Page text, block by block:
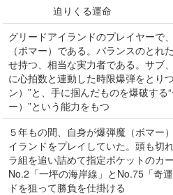
迫りくる運命
グリードアイランドのプレイヤーで
（ボマー）である。バランスのとれ
せ持つ、相当な実力者である。サブ
に心拍数と連動した時限爆弾をとり
ン）”と、手に掴んだものを爆破す
ー）”という能力をもつ
５年もの間、自身が爆弾魔（ボマー
イランドをプレイしていた。頭も切
ラ組を追い詰めて指定ポケットのカ
No.2「一坪の海岸線」とNo.75「奇
ドを狙って勝負を仕掛ける